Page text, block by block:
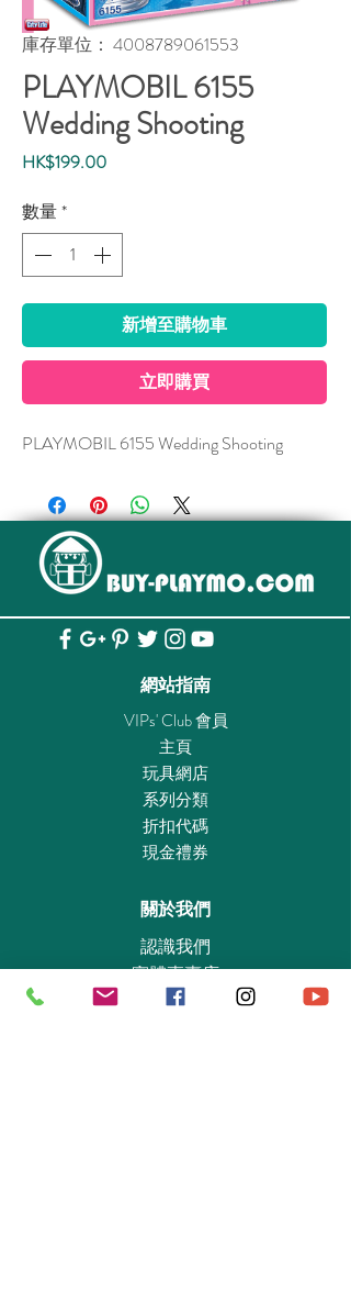
庫存單位： 4008789061553
PLAYMOBIL 6155
Wedding Shooting
HK$199.00價
數量*
新增至購物車
立即購買
PLAYMOBIL 6155 Wedding Shooting
網站指南
VIPs' Club 會員
主頁
玩具網店
系列分類
折扣代碼
現金禮券
關於我們
認識我們
實體專賣店
敎育及慈善機構